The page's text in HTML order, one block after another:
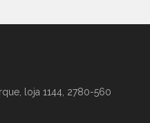
loja 1144, 2780-560